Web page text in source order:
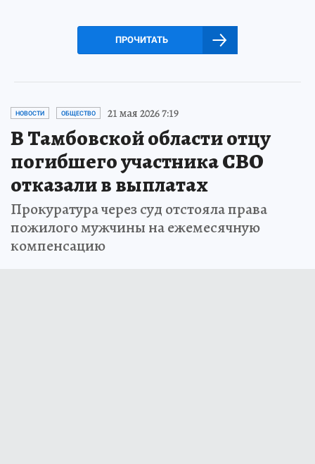
ПРОЧИТАТЬ
НОВОСТИ ОБЩЕСТВО 21 мая 2026 7:19
В Тамбовской области отцу
погибшего участника СВО
отказали в выплатах
Прокуратура через суд отстояла права
пожилого мужчины на ежемесячную
компенсацию